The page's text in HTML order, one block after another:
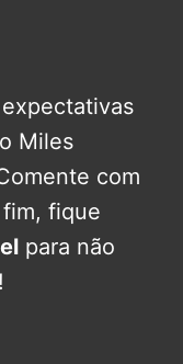
Miles
com
fique
para não